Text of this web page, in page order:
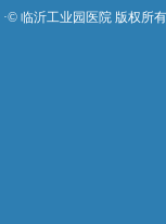
·© 临沂工业园医院 版权所